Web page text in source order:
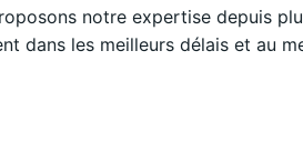
notre expertise depuis
dans les meilleurs délais et au